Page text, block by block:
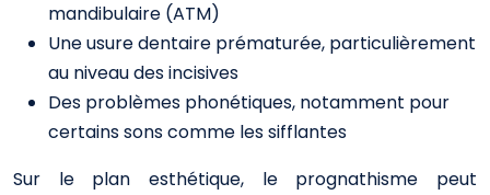
mandibulaire (ATM)
Une usure dentaire prématurée, particulièrement
au niveau des incisives
Des problèmes phonétiques, notamment pour
certains sons comme les sifflantes
Sur le plan esthétique, le prognathisme peut